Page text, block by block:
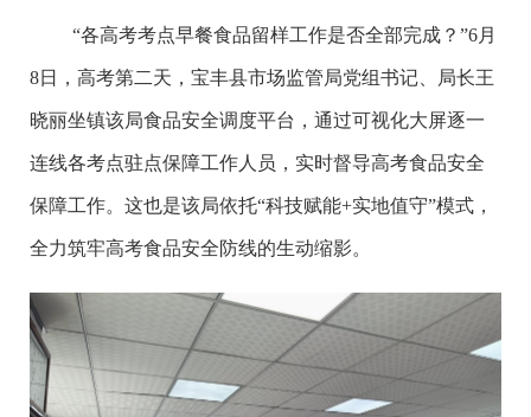
“各高考考点早餐食品留样工作是否全部完成？”6月
8日，高考第二天，宝丰县市场监管局党组书记、局长王
晓丽坐镇该局食品安全调度平台，通过可视化大屏逐一
连线各考点驻点保障工作人员，实时督导高考食品安全
保障工作。这也是该局依托“科技赋能+实地值守”模式，
全力筑牢高考食品安全防线的生动缩影。